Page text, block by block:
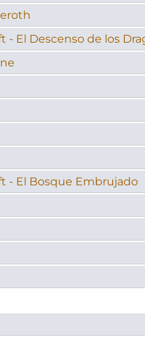
- El Descenso de los
- El Bosque Embrujado